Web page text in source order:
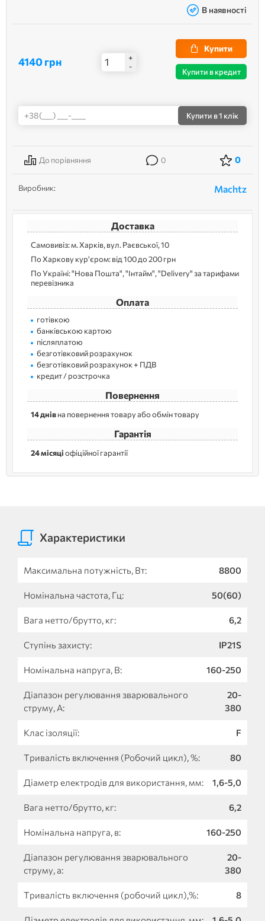
В наявності
4140 грн
+
-
Купити
Купити в кредит
Купити в 1 клік
До порівняння 0 0
Виробник: Machtz
Доставка
Самовивіз: м. Харків, вул. Раєвської, 10
По Харкову кур'єром: від 100 до 200 грн
По Україні: "Нова Пошта", "Інтайм", "Delivery" за тарифами
перевізника
Оплата
готівкою
банківською картою
післяплатою
безготівковий розрахунок
безготівковий розрахунок + ПДВ
кредит / розстрочка
Повернення
14 днівна повернення товару або обмін товару
Гарантія
24 місяціофіційної гарантії
Характеристики
Максимальна потужність, Вт: 8800
Номінальна частота, Гц: 50(60)
Вага нетто/брутто, кг: 6,2
Ступінь захисту: IP21S
Номінальна напруга, В: 160-250
Діапазон регулювання зварювального
струму, А:
20-
380
Клас ізоляції: F
Тривалість включення (Робочий цикл), %: 80
Діаметр електродів для використання, мм: 1,6-5,0
Вага нетто/брутто, кг: 6,2
Номінальна напруга, в: 160-250
Діапазон регулювання зварювального
струму, а:
20-
380
Тривалість включення (робочий цикл),%: 8